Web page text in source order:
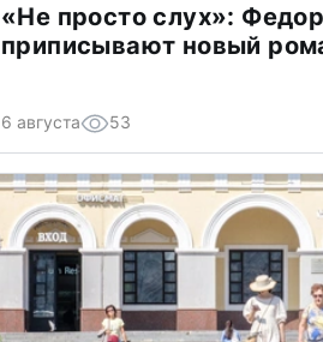
«Не просто слух»:
приписывают новый
6 августа 53